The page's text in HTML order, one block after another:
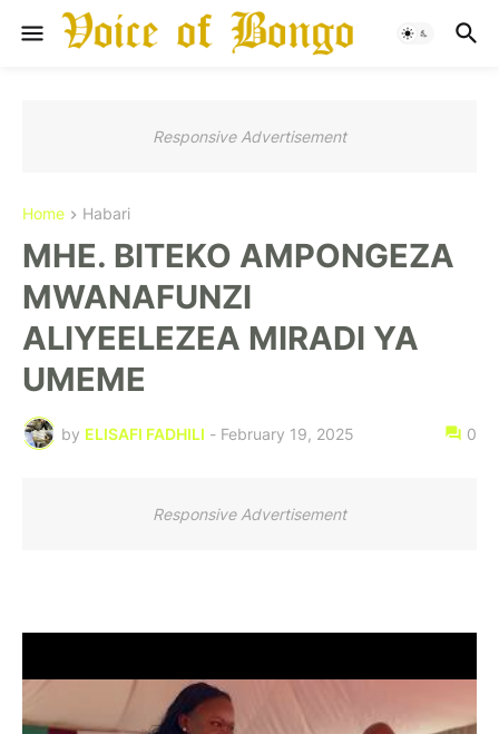
Responsive Advertisement
Home Habari
MHE. BITEKO AMPONGEZA
MWANAFUNZI
ALIYEELEZEA MIRADI YA
UMEME
by ELISAFI FADHILI - February 19, 2025 0
Responsive Advertisement